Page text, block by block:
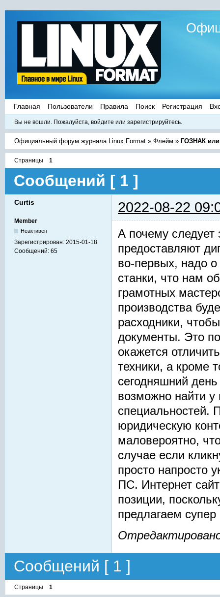
Главная Пользователи Правила Поиск Регистрация
Вы не вошли. Пожалуйста, войдите или зарегистрируйтесь.
Официальный форум журнала Linux Format »Флейм » ГОЗНАК
Страницы 1
Сообщений [ 1 ]
Curtis 2022-08-22
Member
Неактивен
Зарегистрирован: 2015-01-18
Сообщений: 65
А почему
предоставляют
во-первых, надо
станки, что нам
грамотных
производства
расходники,
документы. Это
окажется
техники, а кроме
сегодняшний
возможно найти у
специальностей.
юридическую
маловероятно,
случае если
просто напросто
ПС. Интернет
позиции,
предлагаем
Сообщений [ 1 ]
Страницы 1